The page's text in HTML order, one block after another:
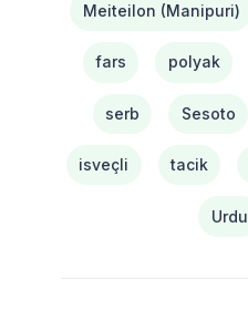
Meiteilon (Manipuri)
fars polyak
serb Sesoto
isveçli tacik
Urdu